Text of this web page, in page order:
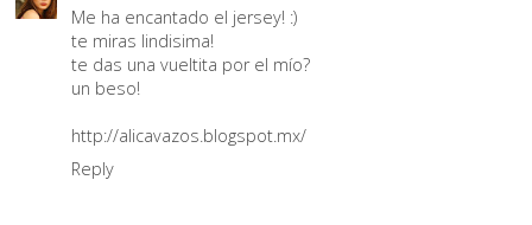
Me ha encantado el jersey! :)
te miras lindisima!
te das una vueltita por el mío?
un beso!
http://alicavazos.blogspot.mx/
Reply